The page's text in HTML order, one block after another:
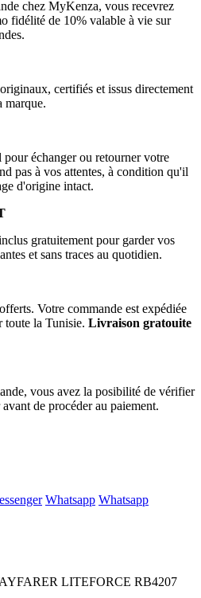
chez MyKenza, vous recevrez
fidélité de 10% valable à vie sur
certifiés et issus directement
marque.
échanger ou retourner votre
pas à vos attentes, à condition qu'il
d'origine intact.
gratuitement pour garder vos
et sans traces au quotidien.
Votre commande est expédiée
toute la Tunisie. Livraison gratouite
vous avez la posibilité de vérifier
de procéder au paiement.
Whatsapp Whatsapp
LITEFORCE RB4207